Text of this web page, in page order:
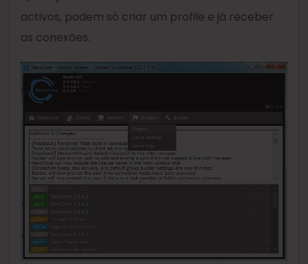
activos, podem só criar um profile e já receber
as conexões.